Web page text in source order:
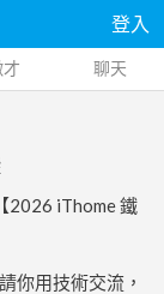
登入
聊天
2026 iThome 鐵
你用技術交流，